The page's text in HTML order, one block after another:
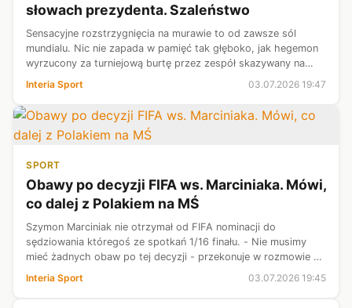
słowach prezydenta. Szaleństwo
Sensacyjne rozstrzygnięcia na murawie to od zawsze sól
mundialu. Nic nie zapada w pamięć tak głęboko, jak hegemon
wyrzucony za turniejową burtę przez zespół skazywany na
nocy. Republika Zielo...
Interia Sport 03.07.2026 19:47
SPORT
Obawy po decyzji FIFA ws. Marciniaka. Mówi,
co dalej z Polakiem na MŚ
Szymon Marciniak nie otrzymał od FIFA nominacji do
sędziowania któregoś ze spotkań 1/16 finału. - Nie musimy
mieć żadnych obaw po tej decyzji - przekonuje w rozmowie z
Ekspert mówi nam, jakie ...
Interia Sport 03.07.2026 19:45